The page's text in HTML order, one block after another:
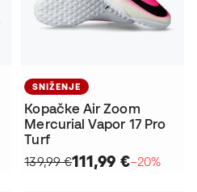
SNIŽENJE
Kopačke Air Zoom
Mercurial Vapor 17 Pro
Turf
139,99 €111,99 €−20%